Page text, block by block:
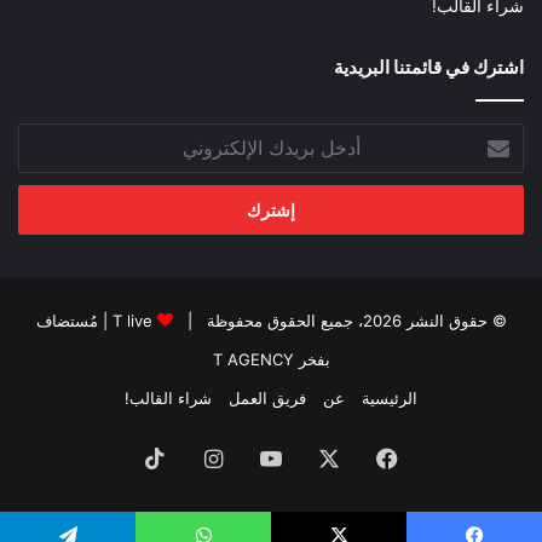
شراء القالب!
اشترك في قائمتنا البريدية
بريدك
الإلكتروني
© حقوق النشر 2026، جميع الحقوق محفوظة | T live | مُستضاف
بفخر T AGENCY
الرئيسية
عن فريق العمل شراء القالب!
فيسبوك ‫YouTubeانستقرام